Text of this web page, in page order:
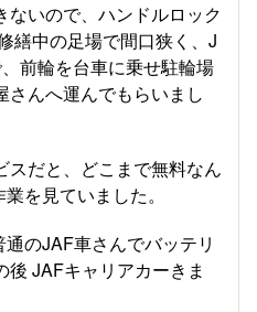
ないので、ハンドルロック
繕中の足場で間口狭く、J
前輪を台車に乗せ駐輪場
んへ運んでもらいまし
スだと、どこまで無料なん
を見ていました。
のJAF車さんでバッテリ
JAFキャリアカーきま